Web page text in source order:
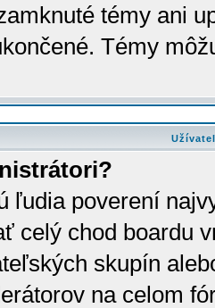
témy ani
Témy
ľudia poverení
celý chod boardu
skupín
na celom